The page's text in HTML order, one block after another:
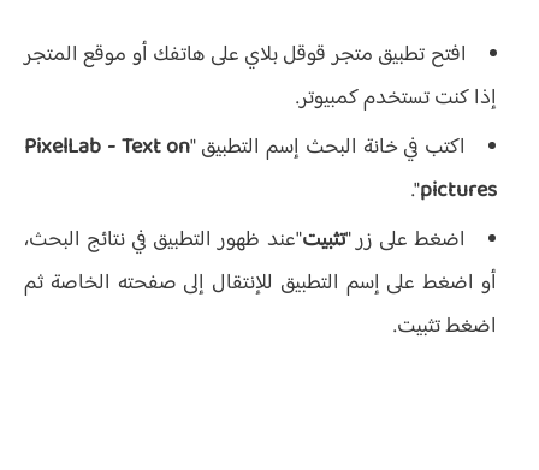
افتح تطبيق متجر قوقل بلاي على هاتفك أو موقع المتجر
إذا كنت تستخدم كمبيوتر.
اكتب في خانة البحث إسم التطبيق "PixelLab - Text on
pictures
".
اضغط على زر "تثبيت"عند ظهور التطبيق في نتائج البحث،
أو اضغط على إسم التطبيق للإنتقال إلى صفحته الخاصة ثم
اضغط تثبيت.